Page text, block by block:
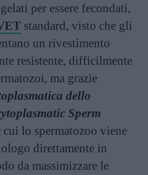
per essere fecondati,
standard, visto che gli
un rivestimento
resistente, difficilmente
ma grazie
dello
Sperm
cui lo spermatozoo viene
direttamente in
da massimizzare le